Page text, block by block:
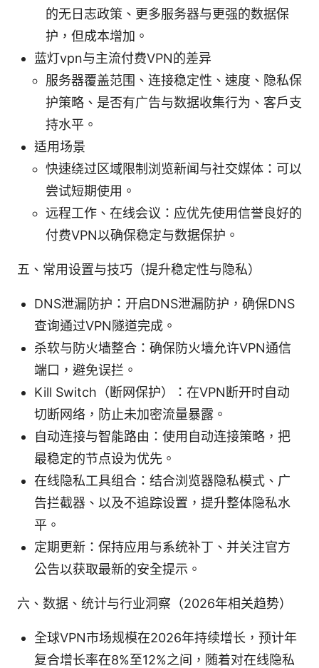
的无日志政策、更多服务器与更强的数据保
护，但成本增加。
蓝灯vpn与主流付费VPN的差异
服务器覆盖范围、连接稳定性、速度、隐私保
护策略、是否有广告与数据收集行为、客户支
持水平。
适用场景
快速绕过区域限制浏览新闻与社交媒体：可以
尝试短期使用。
远程工作、在线会议：应优先使用信誉良好的
付费VPN以确保稳定与数据保护。
五、常用设置与技巧（提升稳定性与隐私）
DNS泄漏防护：开启DNS泄漏防护，确保DNS
查询通过VPN隧道完成。
杀软与防火墙整合：确保防火墙允许VPN通信
端口，避免误拦。
Kill Switch（断网保护）：在VPN断开时自动
切断网络，防止未加密流量暴露。
自动连接与智能路由：使用自动连接策略，把
最稳定的节点设为优先。
在线隐私工具组合：结合浏览器隐私模式、广
告拦截器、以及不追踪设置，提升整体隐私水
平。
定期更新：保持应用与系统补丁、并关注官方
公告以获取最新的安全提示。
六、数据、统计与行业洞察（2026年相关趋势）
全球VPN市场规模在2026年持续增长，预计年
复合增长率在8%至12%之间，随着对在线隐私